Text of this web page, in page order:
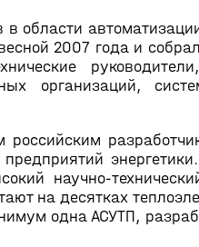
области
2007 года и собрал
организаций,
научно-
на десятках
одна АСУТП,